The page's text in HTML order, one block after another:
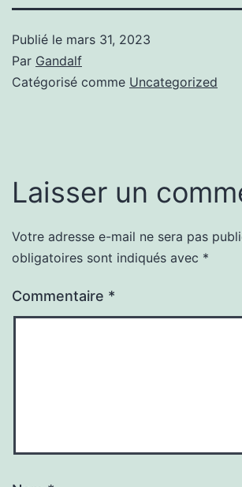
Publié le mars 31, 2023
Par Gandalf
Catégorisé comme Uncategorized
Laisser un
Votre adresse e-mail ne sera pas
obligatoires sont indiqués avec *
Commentaire *